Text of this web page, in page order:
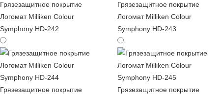
Грязезащитное покрытие
Логомат Milliken Colour
Symphony HD-242
Грязезащитное покрытие
Логомат Milliken Colour
Symphony HD-243
Грязезащитное покрытие
Грязезащитное покрытие